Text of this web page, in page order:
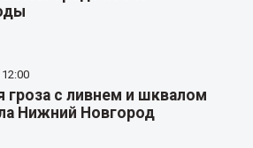
гроза с ливнем и шквалом
Нижний Новгород